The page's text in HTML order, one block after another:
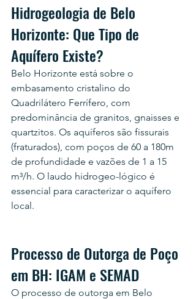
Hidrogeologia de Belo
Horizonte: Que Tipo de
Aquífero Existe?
Belo Horizonte está sobre o
embasamento cristalino do
Quadrilátero Ferrífero, com
predominância de granitos, gnaisses e
quartzitos. Os aquíferos são fissurais
(fraturados), com poços de 60 a 180m
de profundidade e vazões de 1 a 15
m³/h. O laudo hidrogeo-lógico é
essencial para caracterizar o aquífero
local.
Processo de Outorga de Poço
em BH: IGAM e SEMAD
O processo de outorga em Belo